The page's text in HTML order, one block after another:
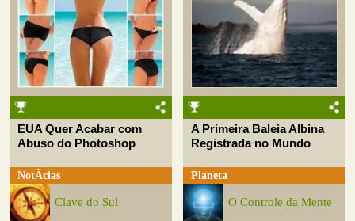
EUA Quer Acabar com
Abuso do Photoshop
NotÃ­cias
Clave do Sul
A Primeira Baleia Albina
Registrada no Mundo
Planeta
O Controle da Mente